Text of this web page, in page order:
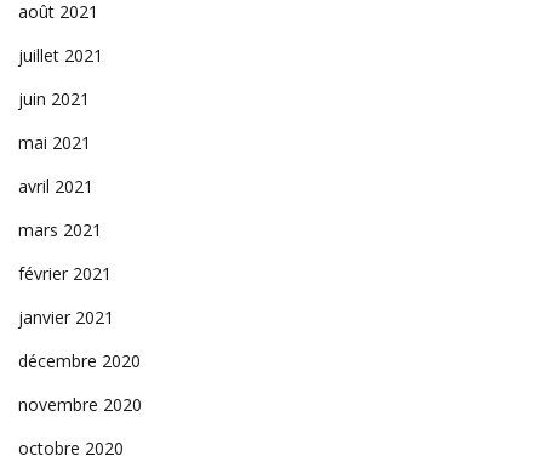
août 2021
juillet 2021
juin 2021
mai 2021
avril 2021
mars 2021
février 2021
janvier 2021
décembre 2020
novembre 2020
octobre 2020